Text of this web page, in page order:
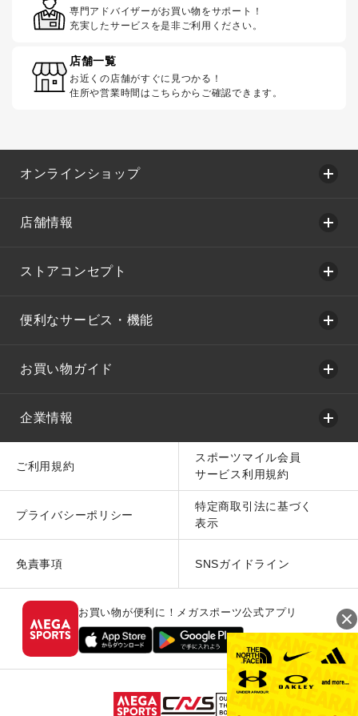
専門アドバイザーがお買い物をサポート！
充実したサービスを是非ご利用ください。
店舗一覧
お近くの店舗がすぐに見つかる！
住所や営業時間はこちらからご確認できます。
オンラインショップ
店舗情報
ストアコンセプト
便利なサービス・機能
お買い物ガイド
企業情報
ご利用規約
スポーツマイル会員
サービス利用規約
プライバシーポリシー
特定商取引法に基づく
表示
免責事項 SNSガイドライン
お買い物が便利に！メガスポーツ公式アプリ